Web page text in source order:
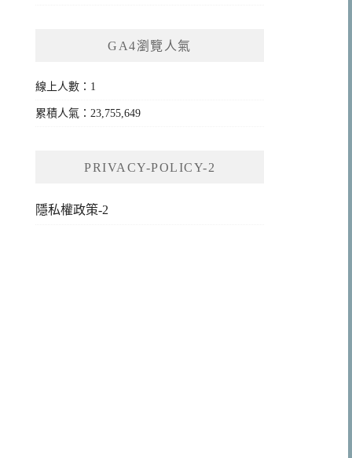
GA4瀏覽人氣
線上人數：1
累積人氣：23,755,649
PRIVACY-POLICY-2
隱私權政策-2